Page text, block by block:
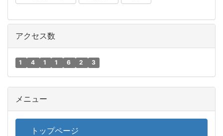
アクセス数
1 4 1 1 6 2 3
メニュー
トップページ